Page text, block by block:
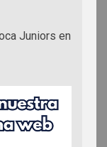
Juniors en